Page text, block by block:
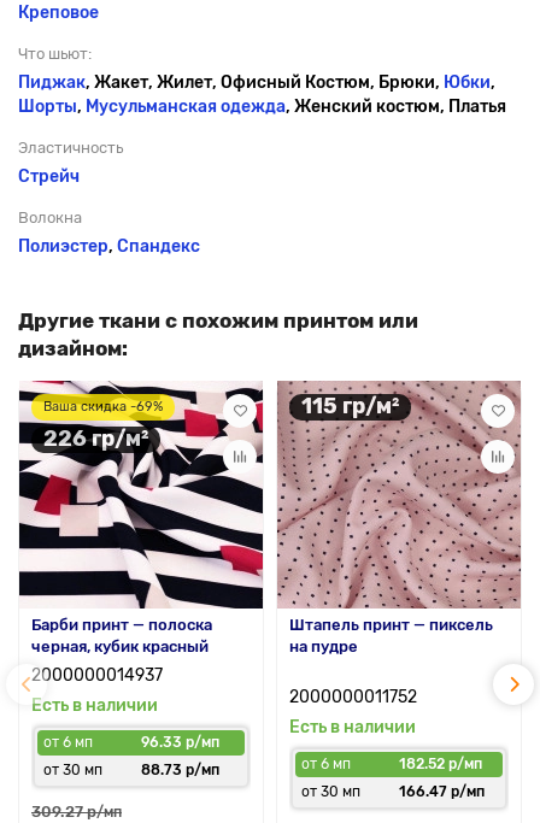
Креповое
Что шьют:
Пиджак, Жакет, Жилет, Офисный Костюм, Брюки, Юбки,
Шорты, Мусульманская одежда, Женский костюм, Платья
Эластичность
Стрейч
Волокна
Полиэстер, Спандекс
Другие ткани с похожим принтом или
дизайном:
Ваша скидка -69%
226 гр/м²
Барби принт — полоска
черная, кубик красный
2000000014937
Есть в наличии
от 6 мп
96.33 р/мп
от 30 мп
88.73 р/мп
309.27 р/мп
115 гр/м²
Штапель принт — пиксель
на пудре
2000000011752
Есть в наличии
от 6 мп
182.52 р/мп
от 30 мп
166.47 р/мп